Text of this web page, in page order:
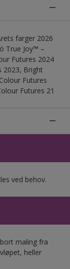
farger 2026
True Joy™ –
Futures 2024
2023, Bright
Futures
Futures 21
ved behov.
maling fra
heller